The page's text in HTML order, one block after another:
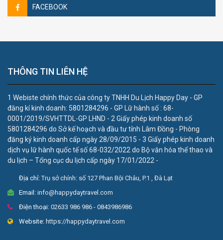
FACEBOOK
THÔNG TIN LIÊN HỆ
1 Webiste chính thức của công ty TNHH Du Lịch Happy Day - GP
đăng kí kinh doanh: 5801284296 - GP Lữ hành số : 68-
0001/2019/SVHTTDL-GP LHND - 2 Giấy phép kinh doanh số
5801284296 do Sở kế hoạch và đầu tư tỉnh Lâm Đồng - Phòng
đăng ký kinh doanh cấp ngày 28/09/2015 - 3 Giấy phép kinh doanh
dịch vụ lữ hành quốc tế số 68-032/2022 do Bộ văn hóa thể thao và
du lịch – Tổng cục du lịch cấp ngày 17/01/2022 -
Địa chỉ:Trụ sở chính: số 127 Phan Bội Châu, P.1 , Đà Lạt
Email: info@happydaytravel.com
Điện thoại: 02633 986 986 - 0843986986
Website: https://happydaytravel.com